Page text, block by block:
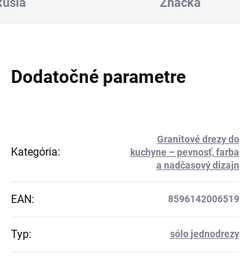
Dodatočné parametre
Kategória:
Granitové drezy do
kuchyne – pevnosť, farba
a nadčasový dizajn
EAN: 8596142006519
Typ: sólo jednodrezy